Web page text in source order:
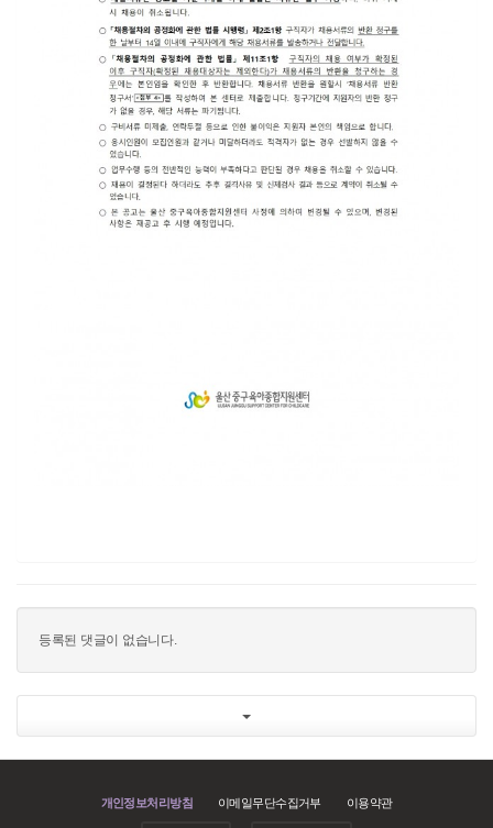
등록된 댓글이 없습니다.
개인정보처리방침 이메일무단수집거부 이용약관